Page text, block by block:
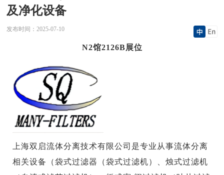
及净化设备
发布时间： 2025-07-10
N2馆2126B展位
上海双启流体分离技术有限公司是专业从事流体分离
相关设备（袋式过滤器（袋式过滤机）、烛式过滤机